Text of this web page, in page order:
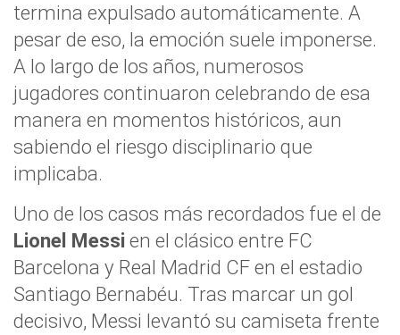
termina expulsado automáticamente. A
pesar de eso, la emoción suele imponerse.
A lo largo de los años, numerosos
jugadores continuaron celebrando de esa
manera en momentos históricos, aun
sabiendo el riesgo disciplinario que
implicaba.
Uno de los casos más recordados fue el de
Lionel Messi en el clásico entre FC
Barcelona y Real Madrid CF en el estadio
Santiago Bernabéu. Tras marcar un gol
decisivo, Messi levantó su camiseta frente